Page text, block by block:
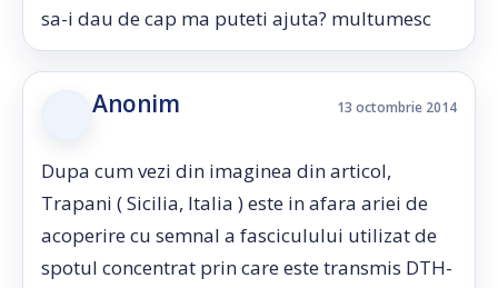
sa-i dau de cap ma puteti ajuta? multumesc
Anonim 13 octombrie 2014
Dupa cum vezi din imaginea din articol,
Trapani ( Sicilia, Italia ) este in afara ariei de
acoperire cu semnal a fasciculului utilizat de
spotul concentrat prin care este transmis DTH-